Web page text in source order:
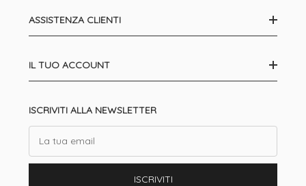
ASSISTENZA CLIENTI
IL TUO ACCOUNT
ISCRIVITI ALLA NEWSLETTER
ISCRIVITI